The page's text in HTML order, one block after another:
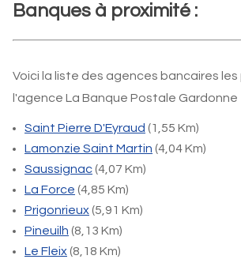
Banques à proximité :
Voici la liste des agences bancaires
l'agence La Banque Postale Gardonne
Saint Pierre D'Eyraud (1,55 Km)
Lamonzie Saint Martin (4,04 Km)
Saussignac(4,07 Km)
La Force (4,85 Km)
Prigonrieux(5,91 Km)
Pineuilh (8,13 Km)
Le Fleix(8,18 Km)